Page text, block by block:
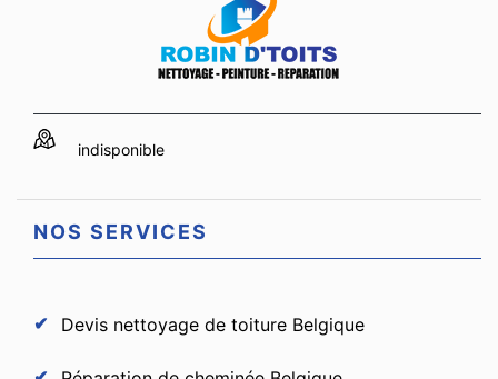
indisponible
NOS SERVICES
Devis nettoyage de toiture Belgique